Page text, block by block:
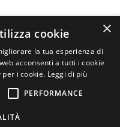
D'Adda (LO)
- 26900 Lodi
×
cookie
la tua esperienza di
acconsenti a tutti i cookie
i cookie. Leggi di più
PERFORMANCE